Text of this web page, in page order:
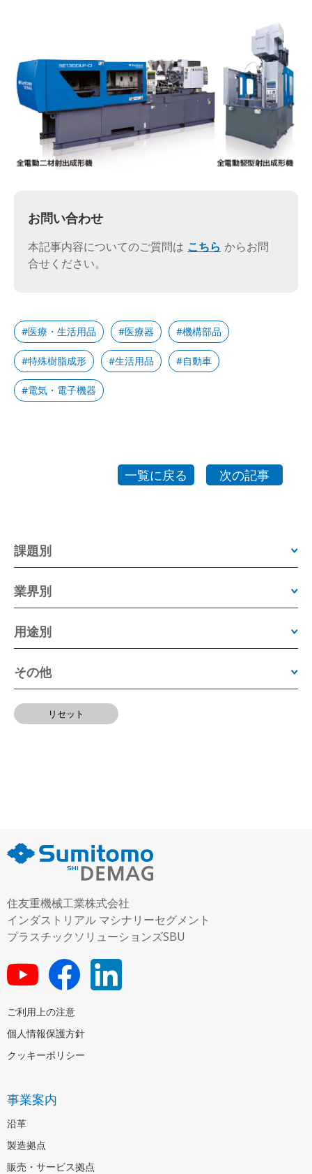
課題別
業界別
用途別
その他
リセット
お問い合わせ
本記事内容についてのご質問は こちら からお問
合せください。
医療・生活用品 医療器 機構部品
特殊樹脂成形 生活用品 自動車
電気・電子機器
一覧に戻る 次の記事
住友重機械工業株式会社
インダストリアル マシナリーセグメント
プラスチックソリューションズSBU
ご利用上の注意
個人情報保護方針
クッキーポリシー
事業案内
沿革
製造拠点
販売・サービス拠点